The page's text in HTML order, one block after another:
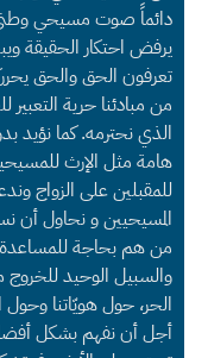
دائماً صوت مسيحي وطني
يرفض احتكار الحقيقة
تعرفون الحق والحق
من مبادئنا حرية التعبير
الذي نحترمه. كما نؤيد
هامة مثل الإرث
للمقبلين على الزواج
المسيحيين و نحاول
من هم بحاجة للمساعدة
والسبيل الوحيد
الحر، حول هويّاتنا وحول
أجل أن نفهم بشكل أفضل